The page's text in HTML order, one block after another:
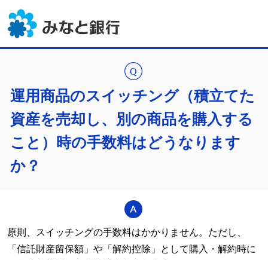
運用商品のスイッチング（積立てた
資産を売却し、別の商品を購入する
こと）時の手数料はどうなります
か？
原則、スイッチングの手数料はかかりません。ただし、
「信託財産留保額」や「解約控除」として購入・解約時に